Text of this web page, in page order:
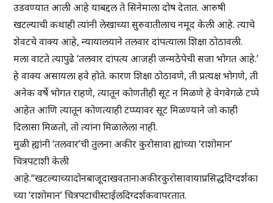
उडवण्यात आली आहे याबद्दल ते सिनेमाला दोष देतात. आरुषी
खटल्याची कथाही त्यांनी लेखाच्या सुरुवातीलाच नमूद केली आहे. त्याचे
शेवटचे वाक्य आहे, न्यायालयाने तलवार दांपत्याला शिक्षा ठोठावली.
मला वाटते त्यापुढे ‘तलवार दांपत्य आजही जन्मठेपेची सजा भोगत आहे.’
हे वाक्य असायला हवे होते. कारण शिक्षा ठोठावणे, ती प्रत्यक्ष भोगणे, ती
अनेक वर्षे भोगत राहणे, त्यातून कोणतीही सूट न मिळणे हे वेगवेगळे टप्पे
आहेत आणि त्यातून कोणत्याही टप्प्यावर सूट मिळण्याने जो काही
दिलासा मिळतो, तो त्यांना मिळालेला नाही.
मुळी ह्यांनी ‘तलवार’ची तुलना अकीर कुरोसावा ह्यांच्या ‘राशोमान’
चित्रपटाशी केली
आहे.“खटल्याच्यादोनबाजूदाखवतानाअकीरकुरोसावायाप्रसिद्धदिग्दर्शका
च्या ‘राशोमान’ चित्रपटाचीस्टाईलदिग्दर्शकवापरतात.